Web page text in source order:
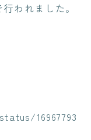
われました。
16967793